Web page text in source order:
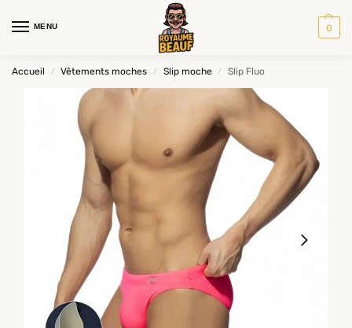
MENU 0
Accueil / Vêtements moches / Slip moche / Slip Fluo